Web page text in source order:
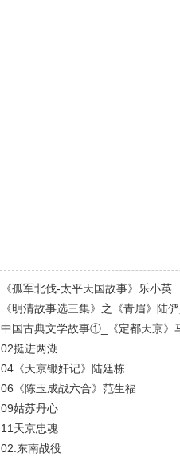
《孤军北伐-太平天国故事》乐小英
《明清故事选三集》之《青眉》陆
中国古典文学故事①_《定都天京》
02挺进两湖
04《天京锄奸记》陆廷栋
06《陈玉成战六合》范生福
09姑苏丹心
11天京忠魂
02.东南战役